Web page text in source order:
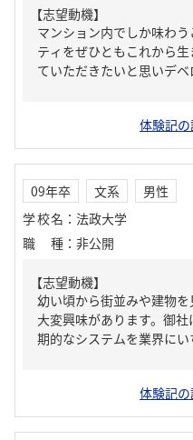
【志望動機】
マンション内でしか味わ
ティをぜひともこれから
ていただきたいと思いデ
体験記
09年卒 文系
男性
学校名 ： 法政大学
職種 ： 非公開
【志望動機】
幼い頃から街並みや建物
大変興味があります。御
期的なシステムを業界に
体験記